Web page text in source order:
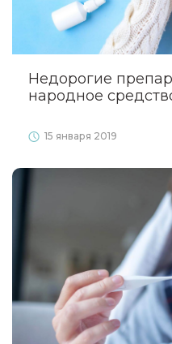
Недорогие
народное
15 января 2019